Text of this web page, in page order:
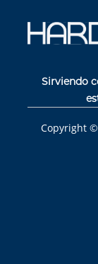
Sirviendo
Copyright ©